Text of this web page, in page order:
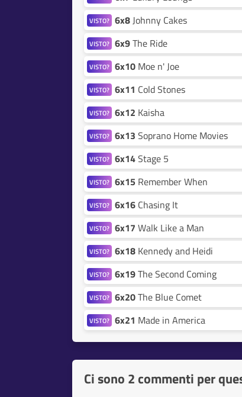
VISTO? 6x8Johnny Cakes
VISTO? 6x9The Ride
VISTO? 6x10 Moe n' Joe
VISTO? 6x11 Cold Stones
VISTO? 6x12 Kaisha
VISTO? 6x13 Soprano Home Movies
VISTO? 6x14Stage 5
VISTO? 6x15 Remember When
VISTO? 6x16 Chasing It
VISTO? 6x17 Walk Like a Man
VISTO? 6x18 Kennedy and Heidi
VISTO? 6x19The Second Coming
VISTO? 6x20The Blue Comet
VISTO? 6x21 Made in America
Ci sono 2 commenti per